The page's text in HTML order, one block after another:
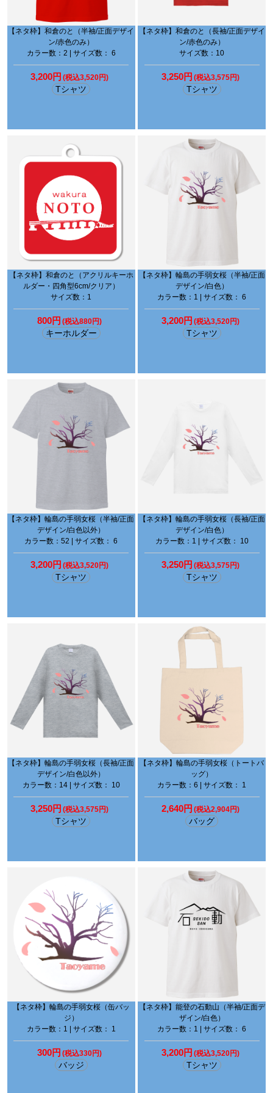
【ネタ枠】和倉のと（半袖/正面デザイ
ン/赤色のみ）
カラー数：2 | サイズ数： 6
3,200円 (税込3,520円)
Tシャツ
【ネタ枠】和倉のと（長袖/正面デザイ
ン/赤色のみ）
サイズ数：10
3,250円 (税込3,575円)
Tシャツ
【ネタ枠】和倉のと（アクリルキーホ
ルダー・四角型6cm/クリア）
サイズ数：1
800円 (税込880円)
キーホルダー
【ネタ枠】輪島の手弱女桜（半袖/正面
デザイン/白色）
カラー数：1 | サイズ数： 6
3,200円 (税込3,520円)
Tシャツ
【ネタ枠】輪島の手弱女桜（半袖/正面
デザイン/白色以外）
カラー数：52 | サイズ数： 6
3,200円 (税込3,520円)
Tシャツ
【ネタ枠】輪島の手弱女桜（長袖/正面
デザイン/白色）
カラー数：1 | サイズ数： 10
3,250円 (税込3,575円)
Tシャツ
【ネタ枠】輪島の手弱女桜（長袖/正面
デザイン/白色以外）
カラー数：14 | サイズ数： 10
3,250円 (税込3,575円)
Tシャツ
【ネタ枠】輪島の手弱女桜（トートバ
ッグ）
カラー数：6 | サイズ数： 1
2,640円 (税込2,904円)
バッグ
【ネタ枠】輪島の手弱女桜（缶バッ
ジ）
カラー数：1 | サイズ数： 1
300円 (税込330円)
バッジ
【ネタ枠】能登の石動山（半袖/正面デ
ザイン/白色）
カラー数：1 | サイズ数： 6
3,200円 (税込3,520円)
Tシャツ